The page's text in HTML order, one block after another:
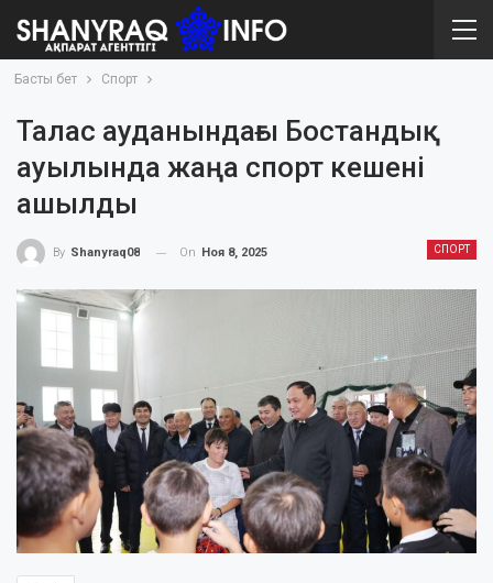
Басты бет Спорт
Талас ауданындағы Бостандық
ауылында жаңа спорт кешені
ашылды
СПОРТ
By Shanyraq08 On Ноя 8, 2025